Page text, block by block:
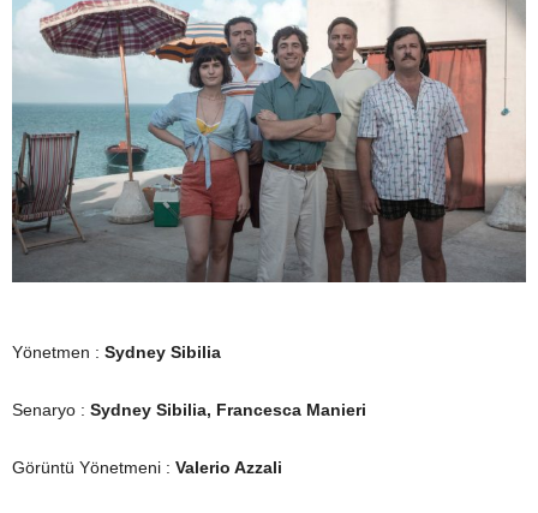
Yönetmen : Sydney Sibilia
Senaryo : Sydney Sibilia, Francesca Manieri
Görüntü Yönetmeni : Valerio Azzali